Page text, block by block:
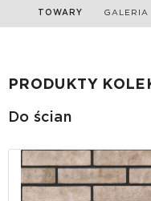
TOWARY GALERIA
PRODUKTY
Do ścian